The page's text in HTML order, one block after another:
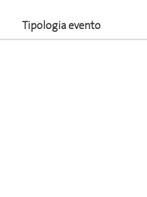
Tipologia evento